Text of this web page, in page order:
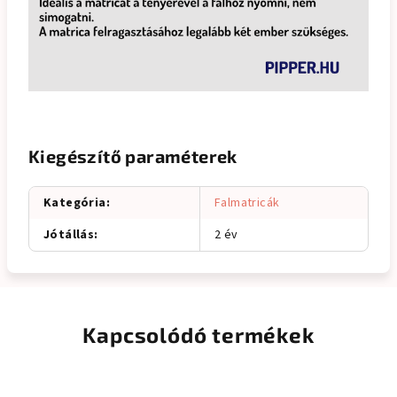
Kiegészítő paraméterek
Kategória:
Falmatricák
Jótállás: 2 év
Kapcsolódó termékek